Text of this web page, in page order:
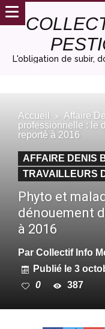
L'obligation de subir,
Accueil Affaire
professionnelle : le
reporté à 2016
AFFAIRE DENIS
TRAVAILLEURS
Phyto et
dénouement
à 2016
Par Collectif Info
Publié le 3
0
387